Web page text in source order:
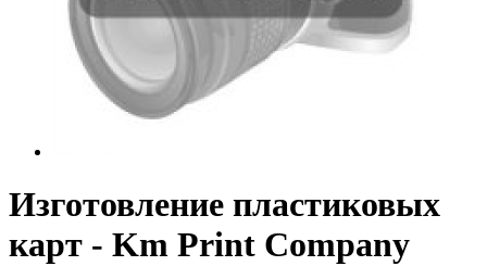
Изготовление пластиковых
карт - Km Print Company